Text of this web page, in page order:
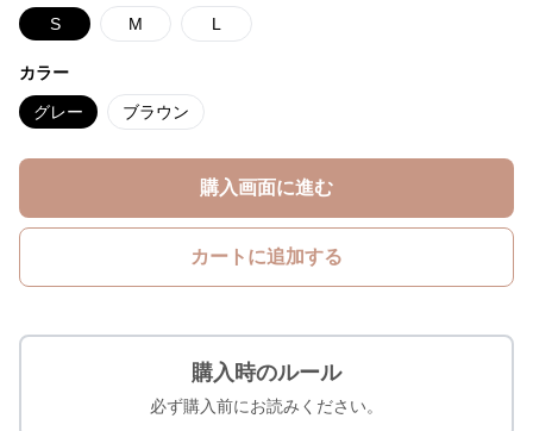
S M L
カラー
グレー ブラウン
購入画面に進む
カートに追加する
購入時のルール
必ず購入前にお読みください。